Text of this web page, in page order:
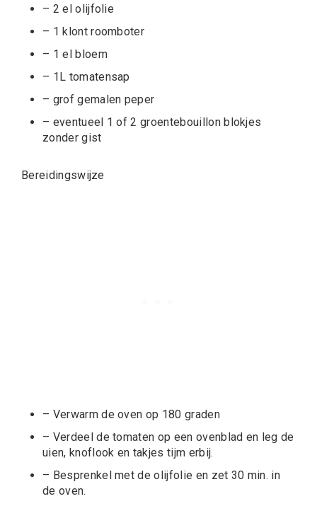
– 2 el olijfolie
– 1 klont roomboter
– 1 el bloem
– 1L tomatensap
– grof gemalen peper
– eventueel 1 of 2 groentebouillon blokjes
zonder gist
Bereidingswijze
– Verwarm de oven op 180 graden
– Verdeel de tomaten op een ovenblad en leg de
uien, knoflook en takjes tijm erbij.
– Besprenkel met de olijfolie en zet 30 min. in
de oven.